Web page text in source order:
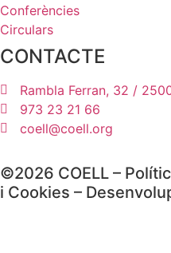
Conferències
Circulars
CONTACTE
Rambla Ferran, 32 /
973 23 21 66
coell@coell.org
©2026 COELL –
i Cookies –